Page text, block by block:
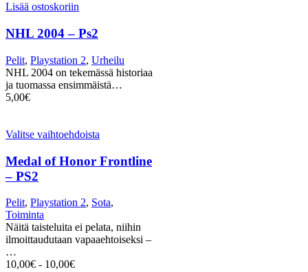
Lisää ostoskoriin
NHL 2004 – Ps2
Pelit, Playstation 2, Urheilu
NHL 2004 on tekemässä historiaa
ja tuomassa ensimmäistä…
5,00€
Valitse vaihtoehdoista
Medal of Honor Frontline
– PS2
Pelit, Playstation 2, Sota,
Toiminta
Näitä taisteluita ei pelata, niihin
ilmoittaudutaan vapaaehtoiseksi –
…
10,00€ - 10,00€